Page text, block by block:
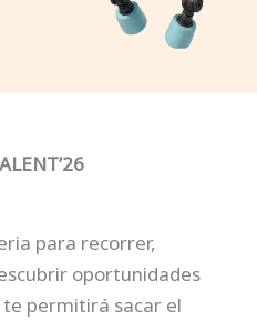
para recorrer,
oportunidades
permitirá sacar el